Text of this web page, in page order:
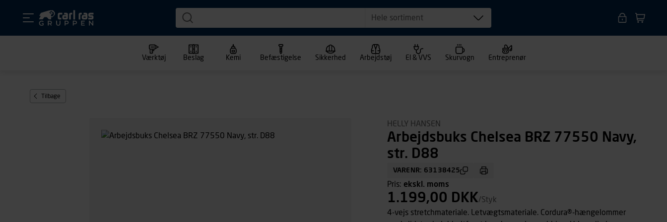
Hele sortiment
Værktøj Beslag Kemi Befæstigelse Sikkerhed Arbejdstøj El & VVS Skurvogn Entreprenør
Tilbage
HELLY HANSEN
Arbejdsbuks Chelsea BRZ 77550 Navy,
str. D88
VARENR: 63138425
Pris: ekskl. moms
1.199,00 DKK/Styk
4-vejs stretchmateriale. Letvægtsmateriale. Cordura®-hængelommer